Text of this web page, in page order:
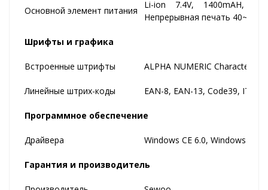
Основной элемент питания
Li-ion 7.4V, 1400mAH,
Непрерывная печать 40~50
Шрифты и графика
Встроенные штрифты ALPHA NUMERIC Character,
Линейные штрих-коды EAN-8, EAN-13, Code39, ITF,
Программное обеспечение
Драйвера Windows CE 6.0, Windows
Гарантия и производитель